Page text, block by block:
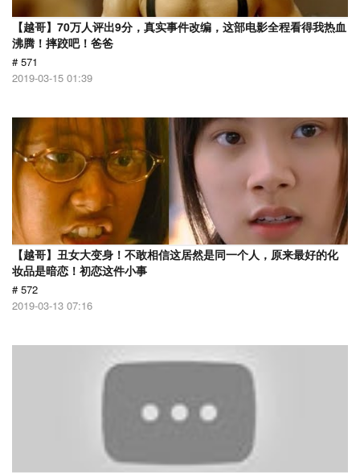
【越哥】70万人评出9分，真实事件改编，这部电影全程看得我热血
沸腾！摔跤吧！爸爸
# 571
2019-03-15 01:39
【越哥】丑女大变身！不敢相信这居然是同一个人，原来最好的化
妆品是暗恋！初恋这件小事
# 572
2019-03-13 07:16